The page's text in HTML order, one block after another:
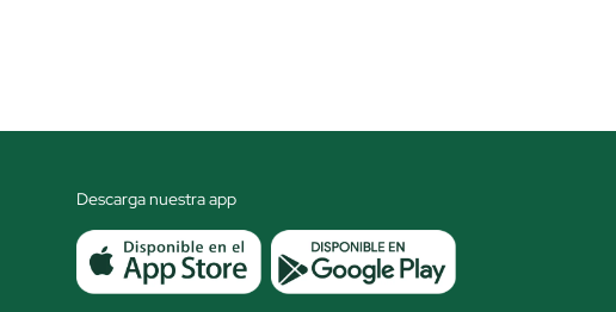
Descarga nuestra app